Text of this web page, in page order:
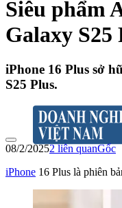
Siêu phẩm
Galaxy S25
iPhone 16 Plus sở
S25 Plus.
08/2/20252liên quanGốc
iPhone 16 Plus là phiên